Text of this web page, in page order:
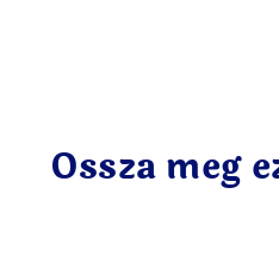
Ossza meg